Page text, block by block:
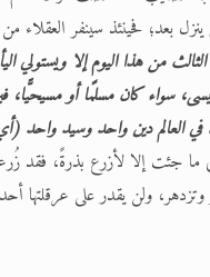
بعد؛ فحينئذ سينفر العقلاء
من هذا اليوم إلا ويستولي
سواء كان مسلمًا أو مسيحيًّا،
في العالم دين واحد وسيد واحد
ما جئت إلا لأزرع بذرةً، فقد
ولن يقدر على عرقلتها